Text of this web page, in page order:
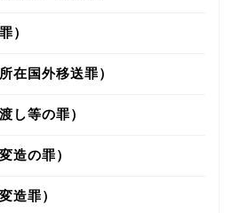
）
在国外移送罪）
し等の罪）
造の罪）
造罪）